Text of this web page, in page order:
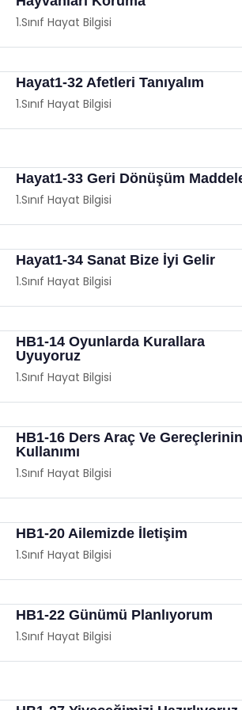
1.Sınıf Hayat Bilgisi
Hayat1-32 Afetleri Tanıyalım
1.Sınıf Hayat Bilgisi
Hayat1-33 Geri Dönüşüm
1.Sınıf Hayat Bilgisi
Hayat1-34 Sanat Bize İyi Gelir
1.Sınıf Hayat Bilgisi
HB1-14 Oyunlarda Kurallara
Uyuyoruz
1.Sınıf Hayat Bilgisi
HB1-16 Ders Araç Ve Gereçlerinin
Kullanımı
1.Sınıf Hayat Bilgisi
HB1-20 Ailemizde İletişim
1.Sınıf Hayat Bilgisi
HB1-22 Günümü Planlıyorum
1.Sınıf Hayat Bilgisi